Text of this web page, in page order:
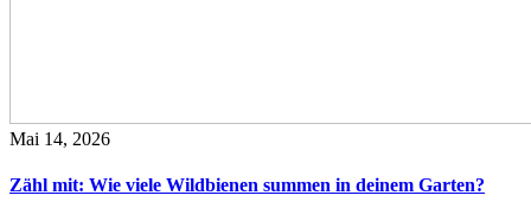
Mai 14, 2026
Zähl mit: Wie viele Wildbienen summen in deinem Garten?